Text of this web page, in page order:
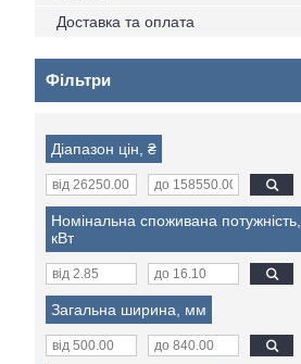
Доставка та оплата
Фільтри
Діапазон цін, ₴
Номінальна споживана потужність,
кВт
Загальна ширина, мм